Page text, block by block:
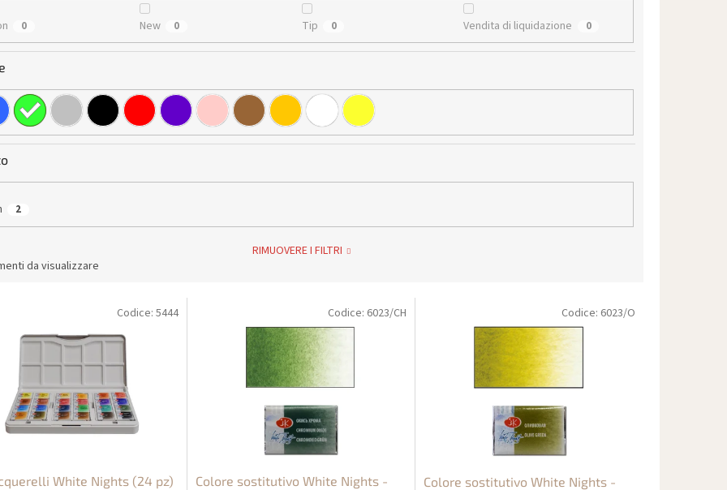
0 New 0 Tip 0 Vendita di liquidazione 0
2
RIMUOVERE I FILTRI
da visualizzare
White Nights (24 pz)
Codice: 5444
Colore sostitutivo White Nights -
Codice: 6023/CH
Colore sostitutivo White Nights -
Codice: 6023/O